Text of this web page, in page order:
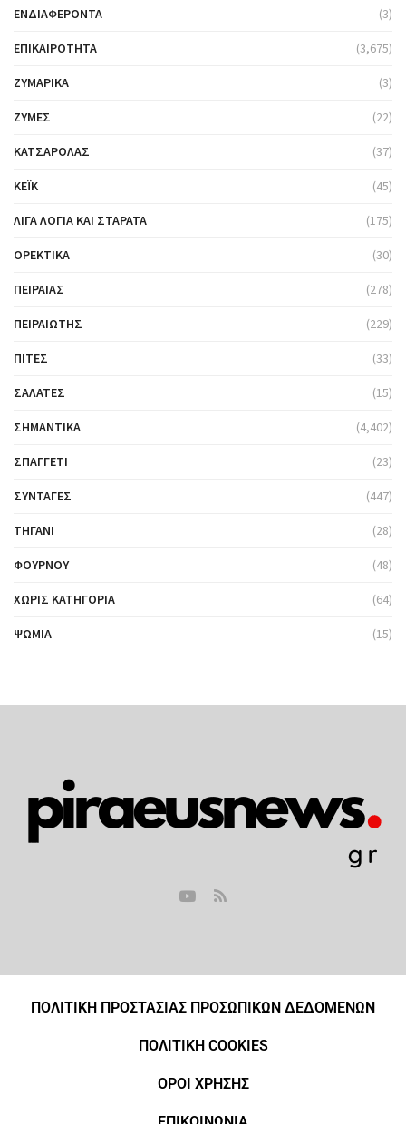
ΕΝΔΙΑΦΈΡΟΝΤΑ (3)
ΕΠΙΚΑΙΡΌΤΗΤΑ (3,675)
ΖΥΜΑΡΙΚΆ (3)
ΖΎΜΕΣ (22)
ΚΑΤΣΑΡΌΛΑΣ (37)
ΚΈΙΚ (45)
ΛΊΓΑ ΛΌΓΙΑ ΚΑΙ ΣΤΑΡΆΤΑ (175)
ΟΡΕΚΤΙΚΆ (30)
ΠΕΙΡΑΙΆΣ (278)
ΠΕΙΡΑΙΏΤΗΣ (229)
ΠΊΤΕΣ (33)
ΣΑΛΆΤΕΣ (15)
ΣΗΜΑΝΤΙΚΆ (4,402)
ΣΠΑΓΓΈΤΙ (23)
ΣΥΝΤΑΓΈΣ (447)
ΤΗΓΆΝΙ (28)
ΦΟΎΡΝΟΥ (48)
ΧΩΡΊΣ ΚΑΤΗΓΟΡΊΑ (64)
ΨΩΜΙΆ (15)
ΠΟΛΙΤΙΚΗ ΠΡΟΣΤΑΣΙΑΣ ΠΡΟΣΩΠΙΚΩΝ ΔΕΔΟΜΕΝΩΝ
ΠΟΛΙΤΙΚΗ COOKIES
ΟΡΟΙ ΧΡΗΣΗΣ